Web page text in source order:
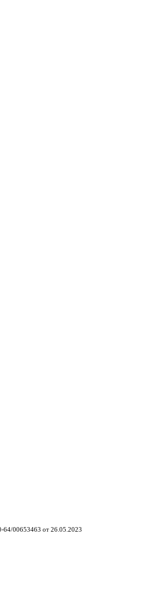
64/00653463 от 26.05.2023